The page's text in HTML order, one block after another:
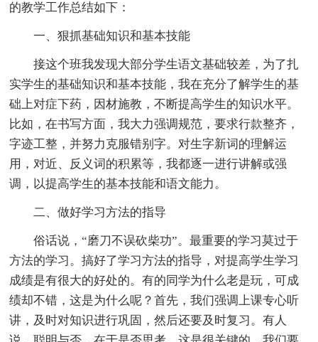
的教学工作总结如下：
一、狠抓基础知识和基本技能
接这个班我发现大部分学生语文基础较差，为了扎
实学生的基础知识和基本技能，我在充分了解学生的基
础上对症下药，因材施教，不断提高学生的知识水平。
比如，在书写方面，我大力强调规范，要求行款整齐，
字迹工整，并努力克服错别字。对生字新词的理解运
用，对近、反义词的积累等，我都逐一进行讲解或强
调，以提高学生的基本技能和语文能力。
二、做好学习方法的指导
俗话说，“磨刀不误砍柴功”。最重要的学习莫过于
方法的学习。搞好了学习方法的指导，对提高学生学习
成绩是有很大的好处的。有的同学为什么老是玩，可成
绩却不错，这是为什么呢？首先，我们强调上课专心听
讲，及时对知识进行巩固，然后还要及时复习。有人